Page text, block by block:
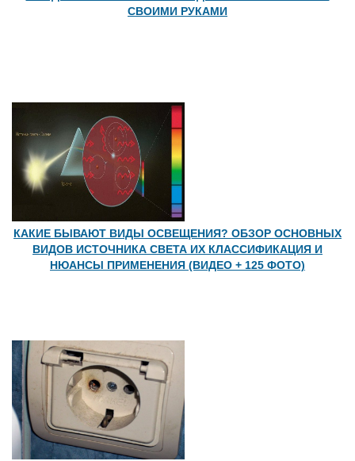
СВОИМИ РУКАМИ
КАКИЕ БЫВАЮТ ВИДЫ ОСВЕЩЕНИЯ? ОБЗОР ОСНОВНЫХ
ВИДОВ ИСТОЧНИКА СВЕТА ИХ КЛАССИФИКАЦИЯ И
НЮАНСЫ ПРИМЕНЕНИЯ (ВИДЕО + 125 ФОТО)